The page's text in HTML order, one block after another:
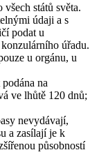
států světa.
údaji a s
podat u
úřadu.
u orgánu, u
na
ve lhůtě 120 dnů;
nevydávají,
a zasílají je k
působností